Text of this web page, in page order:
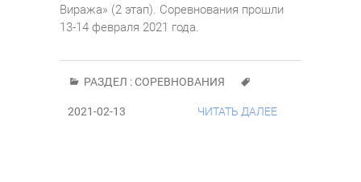
Виража» (2 этап). Соревнования прошли
13-14 февраля 2021 года.
РАЗДЕЛ :СОРЕВНОВАНИЯ
2021-02-13 ЧИТАТЬ ДАЛЕЕ